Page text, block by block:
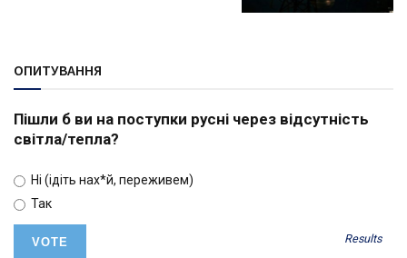
ОПИТУВАННЯ
Пішли б ви на поступки русні через відсутність
світла/тепла?
Ні (ідіть нах*й, переживем)
Так
Results